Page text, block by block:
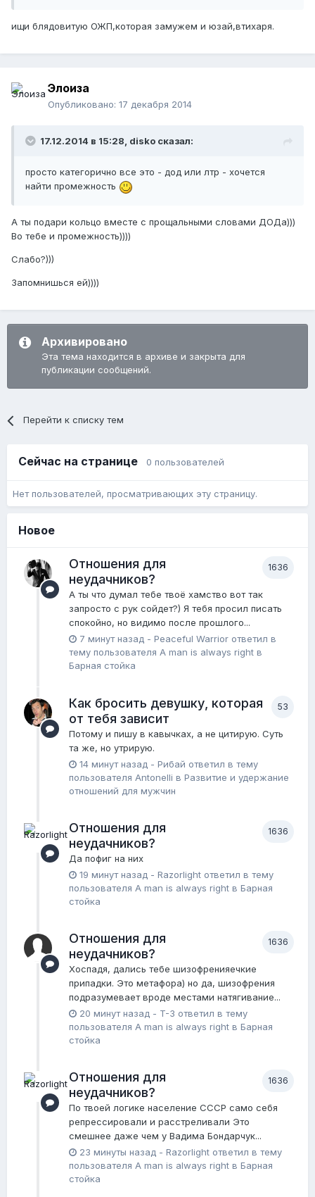
ищи блядовитую ОЖП,которая замужем и юзай,втихаря.
Элоиза
Опубликовано: 17 декабря 2014
17.12.2014 в 15:28, disko сказал:
просто категорично все это - дод или лтр - хочется
найти промежность
А ты подари кольцо вместе с прощальными словами ДОДа)))
Во тебе и промежность))))
Слабо?)))
Запомнишься ей))))
Архивировано
Эта тема находится в архиве и закрыта для
публикации сообщений.
Перейти к списку тем
Сейчас на странице 0 пользователей
Нет пользователей, просматривающих эту страницу.
Новое
1636
Отношения для
неудачников?
А ты что думал тебе твоё хамство вот так
запросто с рук сойдет?) Я тебя просил писать
спокойно, но видимо после прошлого...
7 минут назад - Peaceful Warrior ответил в
тему пользователя A man is always right в
Барная стойка
53
Как бросить девушку, которая
от тебя зависит
Потому и пишу в кавычках, а не цитирую. Суть
та же, но утрирую.
14 минут назад - Рибай ответил в тему
пользователя Antonelli в Pазвитие и удержание
отношений для мужчин
1636
Отношения для
неудачников?
Да пофиг на них
19 минут назад - Razorlight ответил в тему
пользователя A man is always right в Барная
стойка
1636
Отношения для
неудачников?
Хоспадя, дались тебе шизофренияечкие
припадки. Это метафора) но да, шизофрения
подразумевает вроде местами натягивание...
20 минут назад - T-3 ответил в тему
пользователя A man is always right в Барная
стойка
1636
Отношения для
неудачников?
По твоей логике население СССР само себя
репрессировали и расстреливали Это
смешнее даже чем у Вадима Бондарчук...
23 минуты назад - Razorlight ответил в тему
пользователя A man is always right в Барная
стойка